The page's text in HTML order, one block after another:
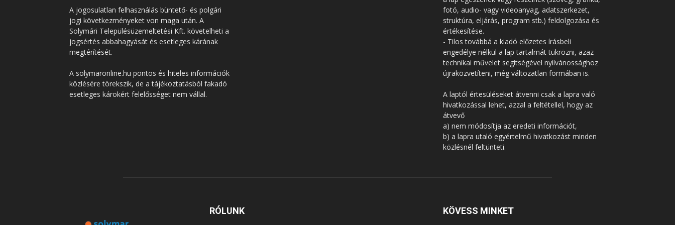
A jogosulatlan felhasználás büntető- és polgári
jogi következményeket von maga után. A
Solymári Településüzemeltetési Kft. követelheti a
jogsértés abbahagyását és esetleges kárának
megtérítését.
A solymaronline.hu pontos és hiteles információk
közlésére törekszik, de a tájékoztatásból fakadó
esetleges károkért felelősséget nem vállal.
fotó, audio- vagy videoanyag, adatszerkezet,
struktúra, eljárás, program stb.) feldolgozása és
értékesítése.
- Tilos továbbá a kiadó előzetes írásbeli
engedélye nélkül a lap tartalmát tükrözni, azaz
technikai művelet segítségével nyilvánossághoz
újraközvetíteni, még változatlan formában is.
A laptól értesüléseket átvenni csak a lapra való
hivatkozással lehet, azzal a feltétellel, hogy az
átvevő
a) nem módosítja az eredeti információt,
b) a lapra utaló egyértelmű hivatkozást minden
közlésnél feltünteti.
RÓLUNK KÖVESS MINKET